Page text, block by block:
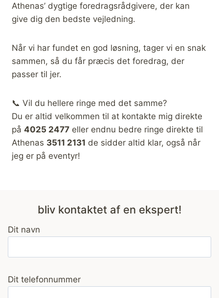
Athenas’ dygtige foredragsrådgivere, der kan
give dig den bedste vejledning.
Når vi har fundet en god løsning, tager vi en snak
sammen, så du får præcis det foredrag, der
passer til jer.
📞 Vil du hellere ringe med det samme?
Du er altid velkommen til at kontakte mig direkte
på 4025 2477 eller endnu bedre ringe direkte til
Athenas 3511 2131 de sidder altid klar, også når
jeg er på eventyr!
bliv kontaktet af en ekspert!
Dit navn
Dit telefonnummer